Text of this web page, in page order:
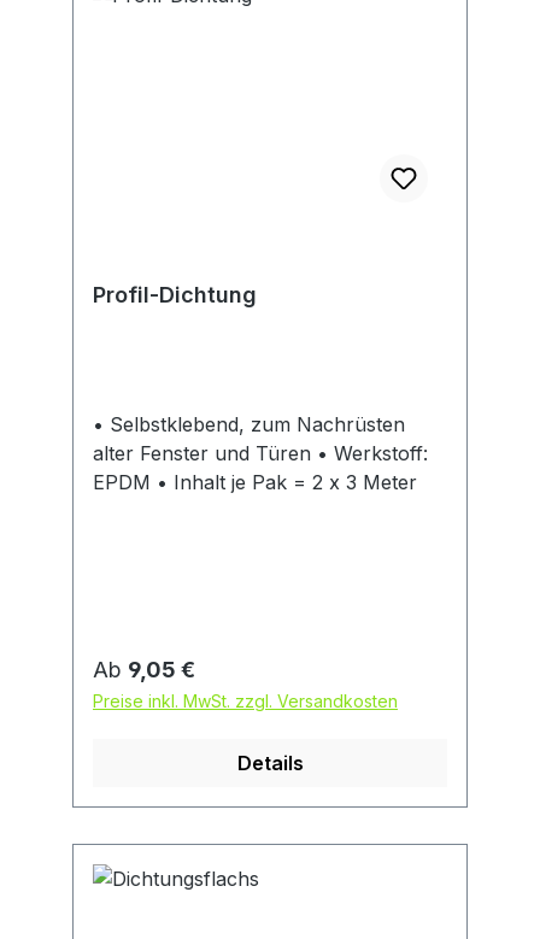
Profil-Dichtung
• Selbstklebend, zum Nachrüsten
alter Fenster und Türen • Werkstoff:
EPDM • Inhalt je Pak = 2 x 3 Meter
Regulärer Preis:
Ab 9,05 €
Preise inkl. MwSt. zzgl. Versandkosten
Details